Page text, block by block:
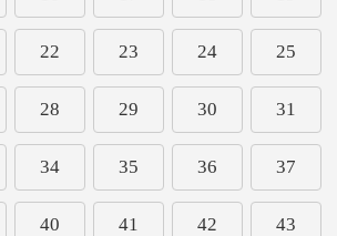
22 23 24 25
28 29 30 31
34 35 36 37
40 41 42 43